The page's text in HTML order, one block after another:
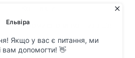
Промислова вентиляція